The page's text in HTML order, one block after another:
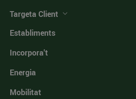
Targeta Client
Establiments
Incorpora't
Energia
Mobilitat